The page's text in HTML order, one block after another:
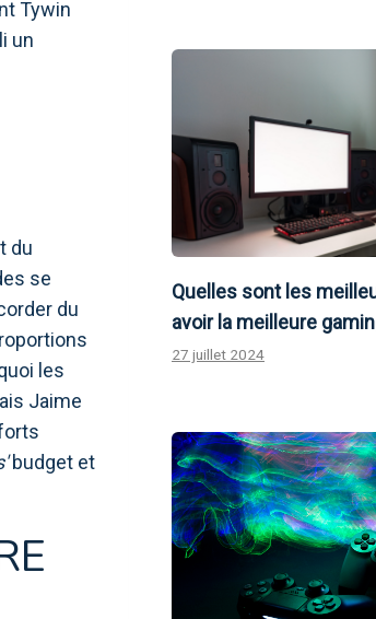
Tywin
un
du
se
du
les
Jaime
budget et
Quelles sont les
avoir la meilleure
27 juillet 2024